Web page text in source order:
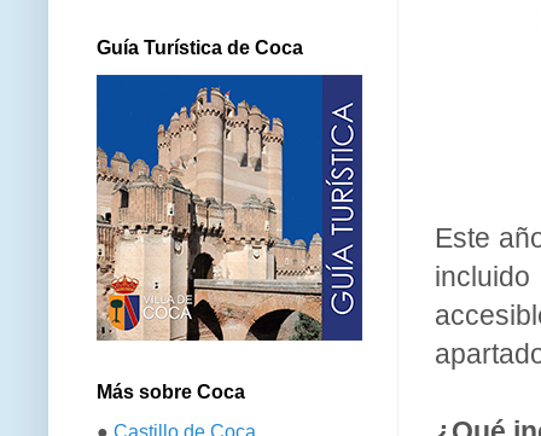
Este
Guía Turística de Coca
Más sobre Coca
● Castillo de Coca